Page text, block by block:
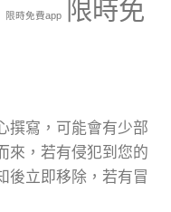
限時免費app
限時免
撰寫，可能會有少部
來，若有侵犯到您的
後立即移除，若有冒